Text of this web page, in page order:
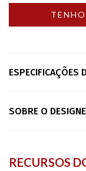
ESPECIFICAÇÕES
SOBRE O
RECURSOS